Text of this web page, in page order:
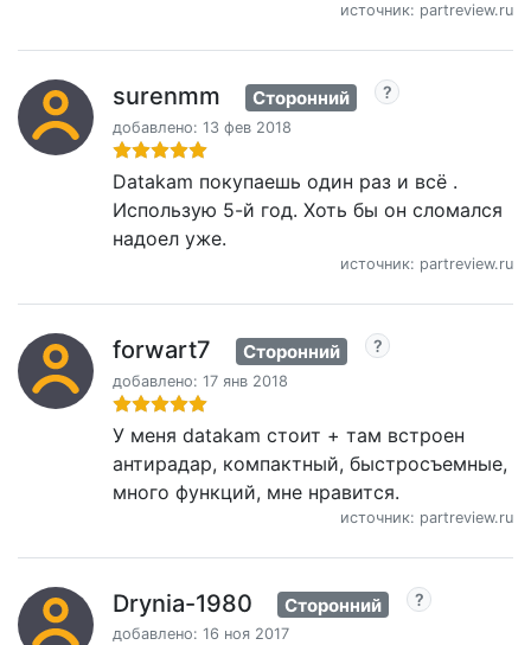
источник: partreview.ru
surenmm Сторонний
добавлено: 13 фев 2018
Datakam покупаешь один раз и всё .
Использую 5-й год. Хоть бы он сломался
надоел уже.
источник: partreview.ru
forwart7 Сторонний
добавлено: 17 янв 2018
У меня datakam стоит + там встроен
антирадар, компактный, быстросъемные,
много функций, мне нравится.
источник: partreview.ru
Drynia-1980 Сторонний
добавлено: 16 ноя 2017